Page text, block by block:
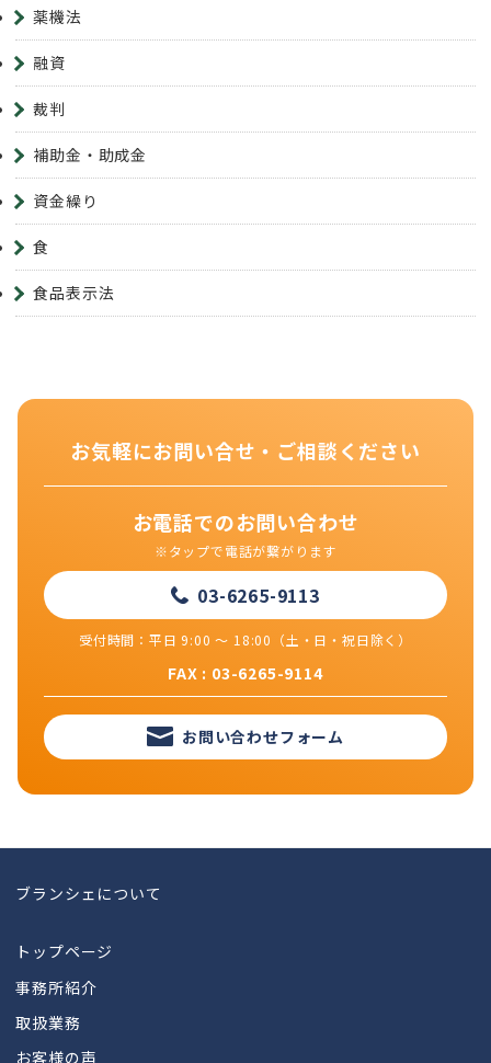
薬機法
融資
裁判
補助金・助成金
資金繰り
食
食品表示法
お気軽にお問い合せ・ご相談ください
お電話でのお問い合わせ
※タップで電話が繋がります
受付時間：平日 9:00 ～ 18:00（土・日・祝日除く）
03-6265-9113
FAX : 03-6265-9114
お問い合わせフォーム
ブランシェについて
トップページ
事務所紹介
取扱業務
お客様の声